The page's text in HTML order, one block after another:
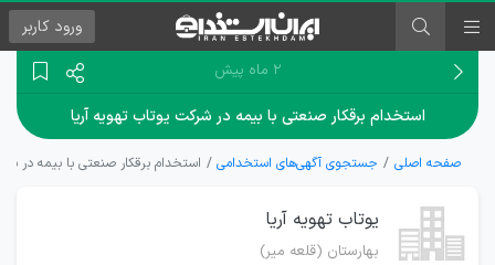
ورود کاربر
۲ ماه پیش
استخدام برقکار صنعتی با بیمه در شرکت یوتاب تهویه آریا
صفحه اصلی جستجوی آگهی‌های استخدامی استخدام برقکار صنعتی با بیمه در
یوتاب تهویه آریا
بهارستان (قلعه میر)